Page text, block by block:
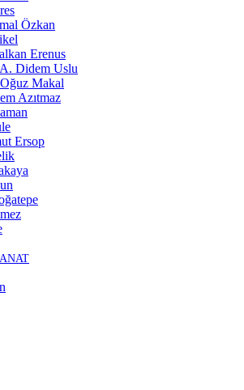
Özkan
Erenus
Didem Uslu
Makal
Azıtmaz
Ersop